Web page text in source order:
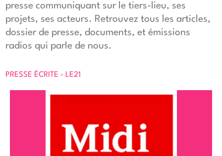
presse communiquant sur le tiers-lieu, ses
projets, ses acteurs. Retrouvez tous les articles,
dossier de presse, documents, et émissions
radios qui parle de nous.
PRESSE ÉCRITE - LE21
Nous sommes un lieu de réponses
pour des besoins qui...